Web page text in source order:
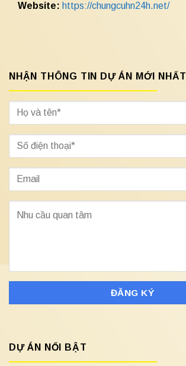
Website: https://chungcuhn24h.net/
NHẬN THÔNG TIN DỰ ÁN MỚI NHẤT
DỰ ÁN NỔI BẬT